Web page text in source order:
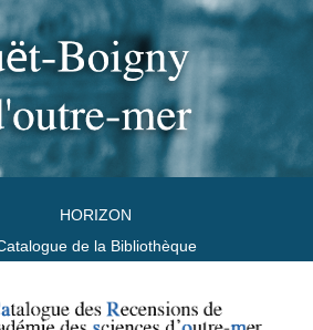
HORIZON
de la Bibliothèque